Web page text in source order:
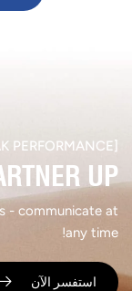
[PEAK PERFORMANCE]​
UP​
- communicate at
any time!
استفسر الآن ​